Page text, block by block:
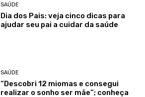
SAÚDE
Dia dos Pais: veja cinco dicas para
ajudar seu pai a cuidar da saúde
SAÚDE
“Descobri 12 miomas e consegui
realizar o sonho ser mãe”; conheça